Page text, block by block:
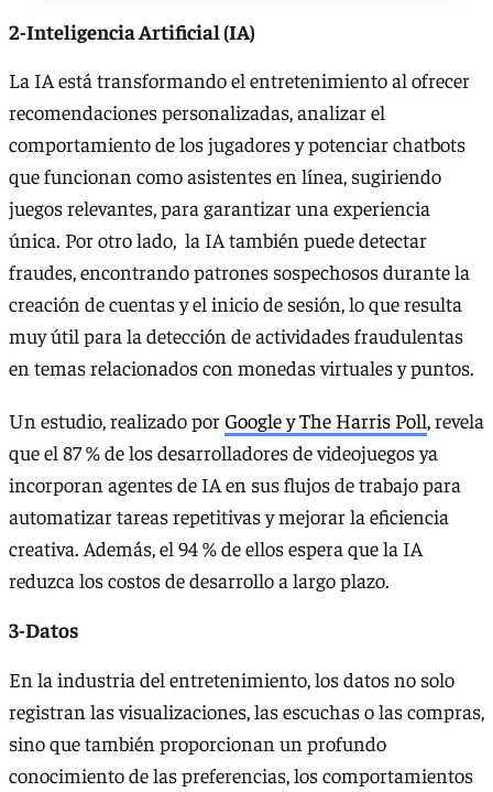
2-Inteligencia Artificial (IA)
La IA está transformando el entretenimiento al ofrecer
recomendaciones personalizadas, analizar el
comportamiento de los jugadores y potenciar chatbots
que funcionan como asistentes en línea, sugiriendo
juegos relevantes, para garantizar una experiencia
única. Por otro lado, la IA también puede detectar
fraudes, encontrando patrones sospechosos durante la
creación de cuentas y el inicio de sesión, lo que resulta
muy útil para la detección de actividades fraudulentas
en temas relacionados con monedas virtuales y puntos.
Un estudio, realizado porGoogle y The Harris Poll, revela
que el 87 % de los desarrolladores de videojuegos ya
incorporan agentes de IA en sus flujos de trabajo para
automatizar tareas repetitivas y mejorar la eficiencia
creativa. Además, el 94 % de ellos espera que la IA
reduzca los costos de desarrollo a largo plazo.
3-Datos
En la industria del entretenimiento, los datos no solo
registran las visualizaciones, las escuchas o las compras,
sino que también proporcionan un profundo
conocimiento de las preferencias, los comportamientos